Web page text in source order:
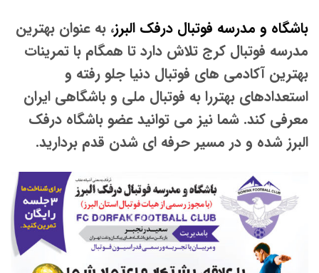
باشگاه و مدرسه فوتبال درفک البرز، به عنوان بهترین
مدرسه فوتبال کرج تلاش دارد تا همگام با تمرینات
بهترین آکادمی های فوتبال دنیا جلو رفته و
استعدادهای بهتررا به فوتبال ملی و باشگاهی ایران
معرفی کند. شما نیز می توانید عضو باشگاه درفک
البرز شده و در مسیر حرفه ای شدن قدم بردارید.